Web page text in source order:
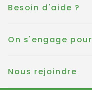
Besoin d'aide ?
On s'engage pour
Nous rejoindre